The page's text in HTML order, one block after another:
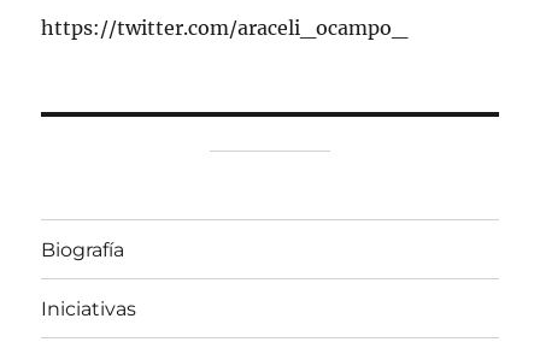
https://twitter.com/araceli_ocampo_
Biografía
Iniciativas